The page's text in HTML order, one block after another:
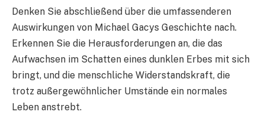
Denken Sie abschließend über die umfassenderen
Auswirkungen von Michael Gacys Geschichte nach.
Erkennen Sie die Herausforderungen an, die das
Aufwachsen im Schatten eines dunklen Erbes mit sich
bringt, und die menschliche Widerstandskraft, die
trotz außergewöhnlicher Umstände ein normales
Leben anstrebt.